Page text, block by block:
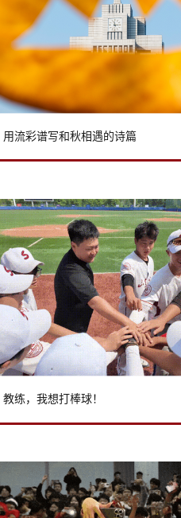
用流彩谱写和秋相遇的诗篇
教练，我想打棒球！